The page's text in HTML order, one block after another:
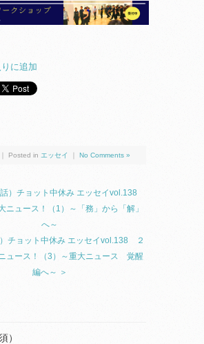
に追加
Posted in エッセイ No Comments »
）チョット中休み エッセイvol.138
ニュース！（1）～「務」から「解」
へ～
）チョット中休み エッセイvol.138 ２
ュース！（3）～重大ニュース 覚醒
編へ～ ＞
）